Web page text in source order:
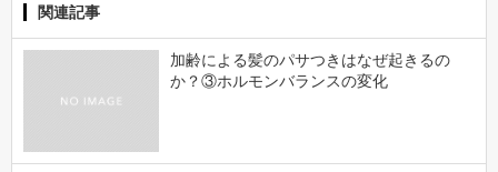
関連記事
加齢による髪のパサつきはなぜ起きるの
か？③ホルモンバランスの変化